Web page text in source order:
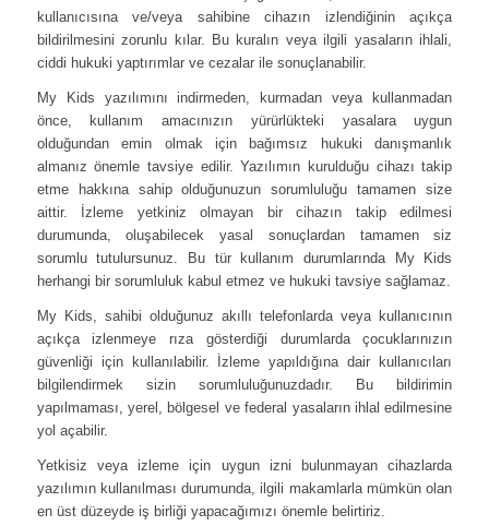
kullanıcısına ve/veya sahibine cihazın izlendiğinin açıkça
bildirilmesini zorunlu kılar. Bu kuralın veya ilgili yasaların ihlali,
ciddi hukuki yaptırımlar ve cezalar ile sonuçlanabilir.
My Kids yazılımını indirmeden, kurmadan veya kullanmadan
önce, kullanım amacınızın yürürlükteki yasalara uygun
olduğundan emin olmak için bağımsız hukuki danışmanlık
almanız önemle tavsiye edilir. Yazılımın kurulduğu cihazı takip
etme hakkına sahip olduğunuzun sorumluluğu tamamen size
aittir. İzleme yetkiniz olmayan bir cihazın takip edilmesi
durumunda, oluşabilecek yasal sonuçlardan tamamen siz
sorumlu tutulursunuz. Bu tür kullanım durumlarında My Kids
herhangi bir sorumluluk kabul etmez ve hukuki tavsiye sağlamaz.
My Kids, sahibi olduğunuz akıllı telefonlarda veya kullanıcının
açıkça izlenmeye rıza gösterdiği durumlarda çocuklarınızın
güvenliği için kullanılabilir. İzleme yapıldığına dair kullanıcıları
bilgilendirmek sizin sorumluluğunuzdadır. Bu bildirimin
yapılmaması, yerel, bölgesel ve federal yasaların ihlal edilmesine
yol açabilir.
Yetkisiz veya izleme için uygun izni bulunmayan cihazlarda
yazılımın kullanılması durumunda, ilgili makamlarla mümkün olan
en üst düzeyde iş birliği yapacağımızı önemle belirtiriz.